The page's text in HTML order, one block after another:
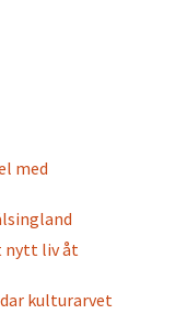
med
nytt liv åt
kulturarvet